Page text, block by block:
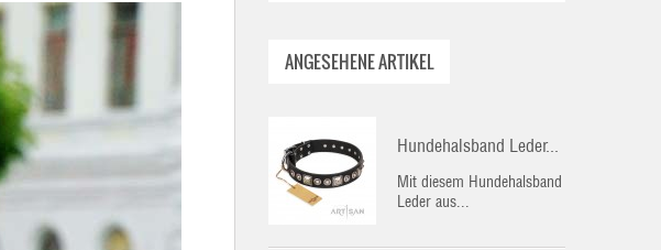
ANGESEHENE ARTIKEL
Hundehalsband Leder...
Mit diesem Hundehalsband
Leder aus...